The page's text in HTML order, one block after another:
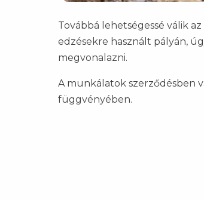
Továbbá lehetségessé válik
edzésekre használt pályán,
megvonalazni.
A munkálatok szerződésben
függvényében.